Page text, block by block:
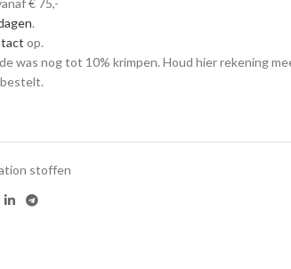
€ 75,-
.
op.
was nog tot 10% krimpen. Houd hier rekening
stoffen